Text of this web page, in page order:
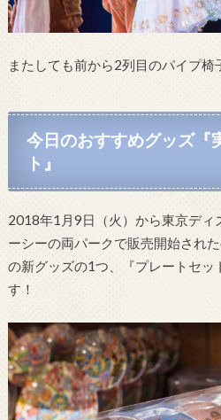
またしても前から2列目のパイプ椅
今日のおすすめグッズ『
ト』
2018年1月9日（火）から東京ディ
ーシーの両パークで販売開始され
の新グッズの1つ、『プレートセッ
す！